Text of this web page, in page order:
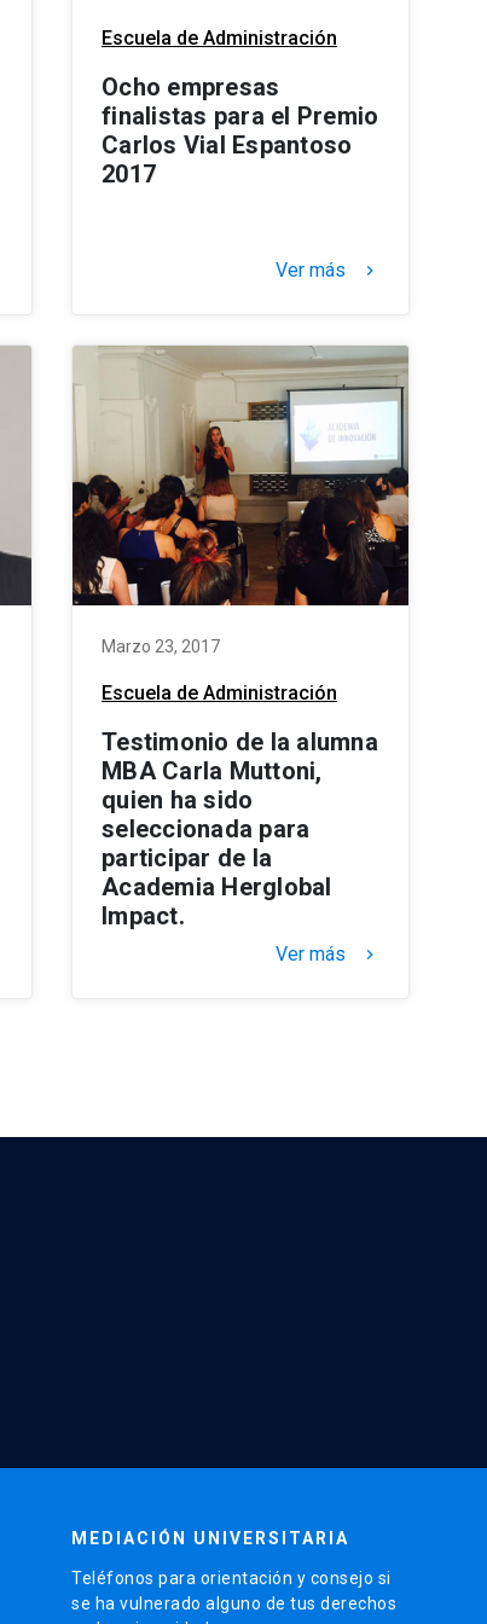
Escuela de Administración
Ocho empresas
finalistas para el Premio
Carlos Vial Espantoso
2017
Ver más keyboard_arrow_right
Marzo 23, 2017
Escuela de Administración
Testimonio de la alumna
MBA Carla Muttoni,
quien ha sido
seleccionada para
participar de la
Academia Herglobal
Impact.
Ver más keyboard_arrow_right
MEDIACIÓN UNIVERSITARIA
Teléfonos para orientación y consejo si
se ha vulnerado alguno de tus derechos